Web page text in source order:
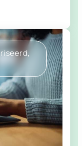
sneller,